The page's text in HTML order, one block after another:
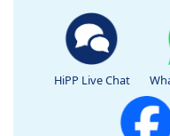
HiPP Live Chat